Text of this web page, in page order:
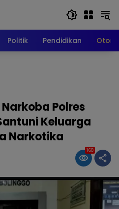
Politik Pendidikan
Polres
Keluarga
Narkotika
168